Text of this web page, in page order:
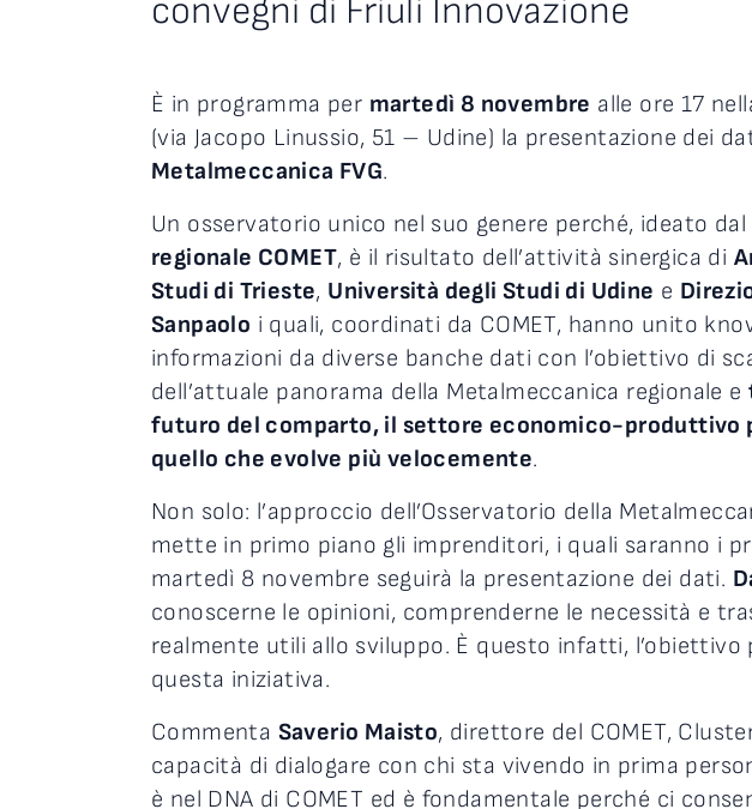
convegni di Friuli Innovazione
È in programma per martedì 8 novembre alle ore 17
(via Jacopo Linussio, 51 – Udine) la presentazione dei
Metalmeccanica FVG.
Un osservatorio unico nel suo genere perché, ideato dal
regionale COMET, è il risultato dell’attività sinergica di
Studi di Trieste, Università degli Studi di Udine e
Sanpaolo i quali, coordinati da COMET, hanno unito
informazioni da diverse banche dati con l’obiettivo di
dell’attuale panorama della Metalmeccanica regionale e
futuro del comparto, il settore economico-produttivo
quello che evolve più velocemente.
Non solo: l’approccio dell’Osservatorio della
mette in primo piano gli imprenditori, i quali saranno i
martedì 8 novembre seguirà la presentazione dei dati.
conoscerne le opinioni, comprenderne le necessità e
realmente utili allo sviluppo. È questo infatti, l’obiettivo
questa iniziativa.
Commenta Saverio Maisto, direttore del COMET,
capacità di dialogare con chi sta vivendo in prima
è nel DNA di COMET ed è fondamentale perché ci